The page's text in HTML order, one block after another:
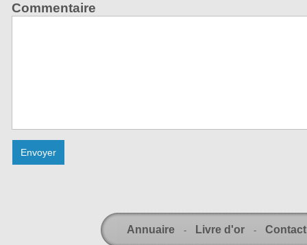
Commentaire
Annuaire - Livre d'or - Contact